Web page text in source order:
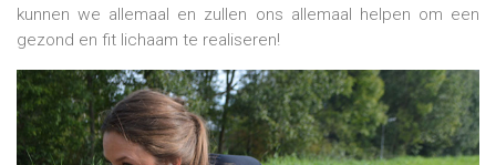
kunnen we allemaal en zullen ons allemaal helpen om een
gezond en fit lichaam te realiseren!